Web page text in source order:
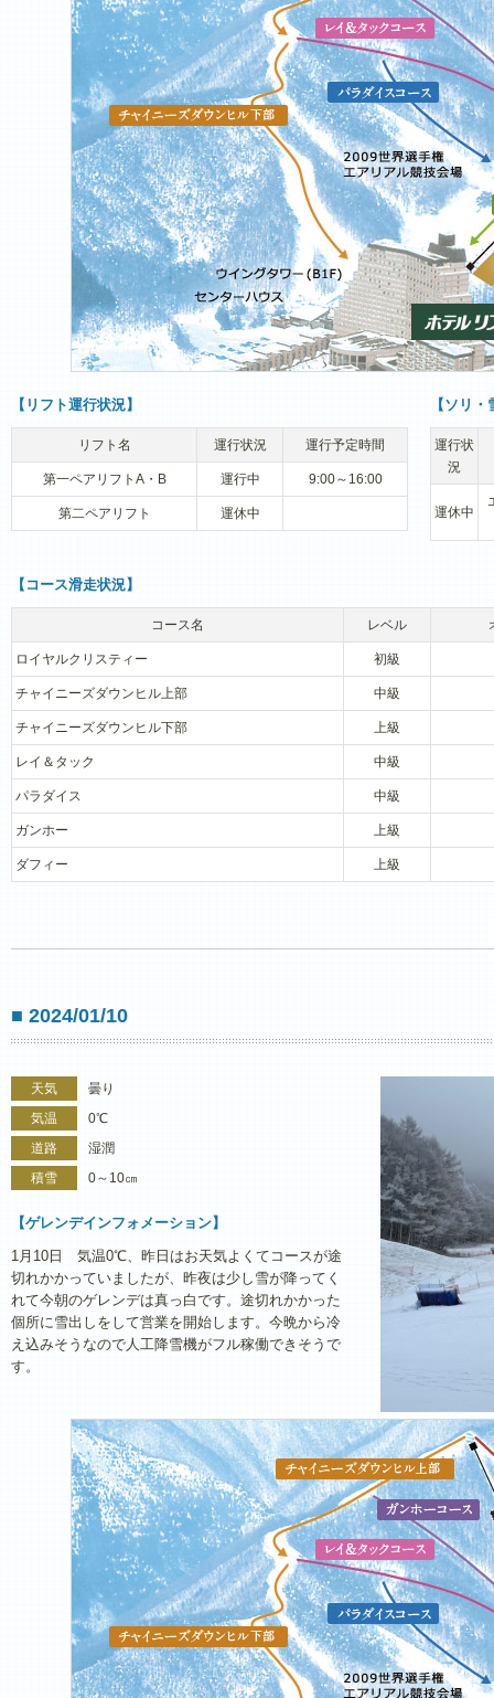
【リフト運行状況】
リフト名 運行状況 運行予定時間
第一ペアリフトA・B 運行中 9:00～16:00
第二ペアリフト 運休中
【ソリ
運行状
況
運休中
【コース滑走状況】
コース名 レベル
ロイヤルクリスティー 初級
チャイニーズダウンヒル上部 中級
チャイニーズダウンヒル下部 上級
レイ＆タック 中級
パラダイス 中級
ガンホー 上級
ダフィー 上級
■ 2024/01/10
天気
曇り
気温
0℃
道路
湿潤
積雪
0～10㎝
【ゲレンデインフォメーション】
1月10日 気温0℃、昨日はお天気よくてコースが途
切れかかっていましたが、昨夜は少し雪が降ってく
れて今朝のゲレンデは真っ白です。途切れかかった
個所に雪出しをして営業を開始します。今晩から冷
え込みそうなので人工降雪機がフル稼働できそうで
す。